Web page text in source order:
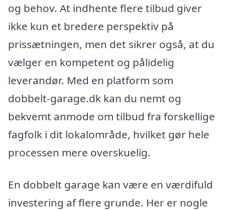
og behov. At indhente flere tilbud giver
ikke kun et bredere perspektiv på
prissætningen, men det sikrer også, at du
vælger en kompetent og pålidelig
leverandør. Med en platform som
dobbelt-garage.dk kan du nemt og
bekvemt anmode om tilbud fra forskellige
fagfolk i dit lokalområde, hvilket gør hele
processen mere overskuelig.
En dobbelt garage kan være en værdifuld
investering af flere grunde. Her er nogle